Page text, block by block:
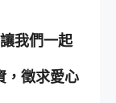
我們一起
，徵求愛心